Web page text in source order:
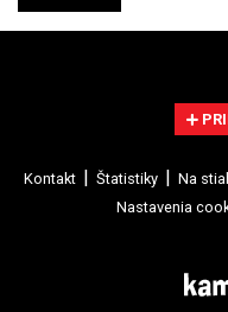
Kontakt Štatistiky Na
Nastavenia